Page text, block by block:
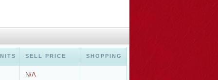
SELL PRICE SHOPPING
N/A